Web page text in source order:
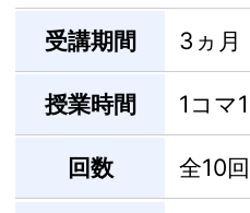
受講期間 3ヵ月
授業時間 1コマ
回数 全10回